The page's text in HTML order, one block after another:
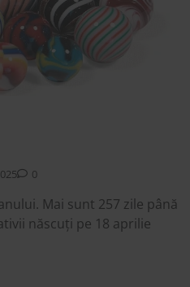
0
Mai sunt 257 zile până
născuți pe 18 aprilie